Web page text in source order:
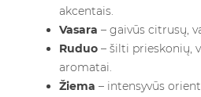
akcentais.
Vasara – gaivūs citrusų,
Ruduo – šilti prieskonių,
aromatai.
Žiema – intensyvūs